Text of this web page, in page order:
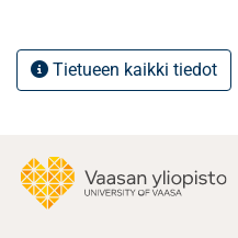
mukana. Virtuaalifasilitointi
joka tukee tulevaisuuden
virtuaalifasilitoinnissa
menetelmistä
Tietueen kaikki tiedot